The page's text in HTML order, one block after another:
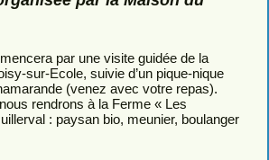
par une visite guidée de la
sur-Ecole, suivie d’un pique-nique
(venez avec votre repas).
rendrons à la Ferme « Les
: paysan bio, meunier, boulanger